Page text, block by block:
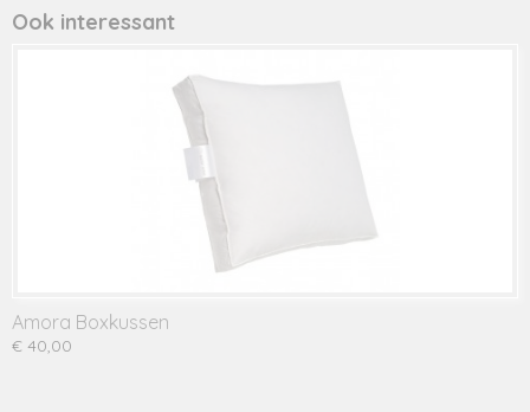
Ook interessant
Amora Boxkussen
€ 40,00